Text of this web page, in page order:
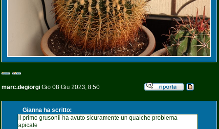
marc.degiorgi Gio 08 Giu 2023, 8:50
Gianna ha scritto:
Il primo grusonii ha avuto sicuramente un qualche problema
apicale